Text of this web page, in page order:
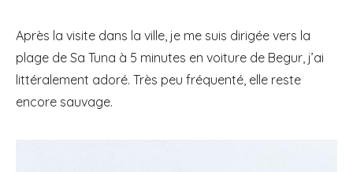
Après la visite dans la ville, je me suis dirigée vers la
plage de Sa Tuna à 5 minutes en voiture de Begur, j’ai
littéralement adoré. Très peu fréquenté, elle reste
encore sauvage.